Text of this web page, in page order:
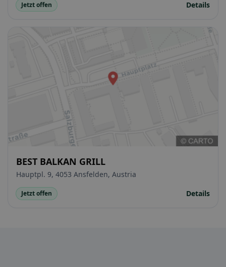
Jetzt offen Details
BEST BALKAN GRILL
Hauptpl. 9, 4053 Ansfelden, Austria
Jetzt offen Details